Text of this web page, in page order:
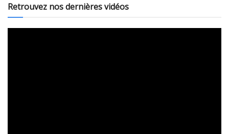
Retrouvez nos dernières vidéos